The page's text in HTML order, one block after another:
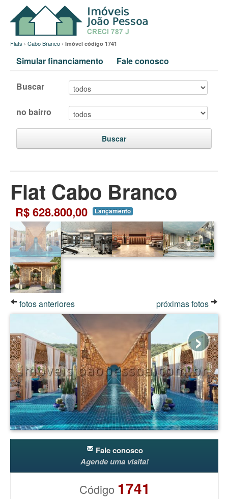
Flats › Cabo Branco › Imóvel código 1741
Simular financiamento Fale conosco
Buscar
no bairro
Buscar
Flat Cabo Branco
R$ 628.800,00 Lançamento
fotos anteriores próximas fotos
›
Fale conosco
Agende uma visita!
Código 1741